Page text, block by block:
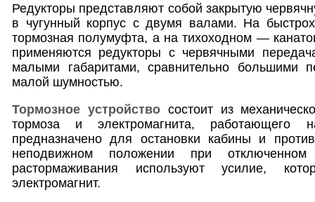
Редукторы представляют собой закрытую
в чугунный корпус с двумя валами. На
тормозная полумуфта, а на тихоходном —
применяются редукторы с червячными
малыми габаритами, сравнительно большими
малой шумностью.
Тормозное устройствосостоит из
тормоза и электромагнита, работающего
предназначено для остановки кабины и
неподвижном положении при отключенном
растормаживания используют усилие,
электромагнит.